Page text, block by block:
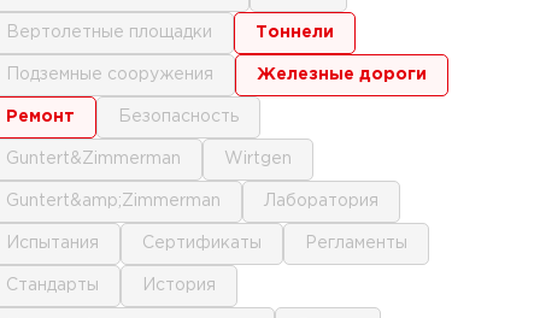
вертолетные площадки тоннели
подземные сооружения железные дороги
ремонт безопасность
Guntert&Zimmerman Wirtgen
Guntert&amp;Zimmerman лаборатория
испытания сертификаты регламенты
стандарты история